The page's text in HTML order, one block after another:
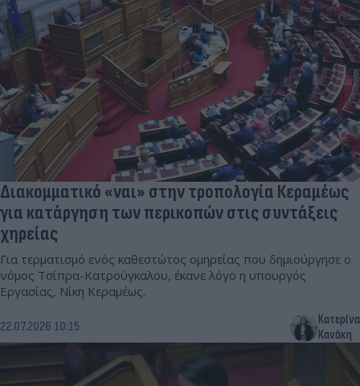
Διακομματικό «ναι» στην τροπολογία Κεραμέως
για κατάργηση των περικοπών στις συντάξεις
χηρείας
Για τερματισμό ενός καθεστώτος ομηρείας που δημιούργησε ο
νόμος Τσίπρα-Κατρούγκαλου, έκανε λόγο η υπουργός
Εργασίας, Νίκη Κεραμέως.
22.07.2026 10:15
Κατερίνα
Κανάκη